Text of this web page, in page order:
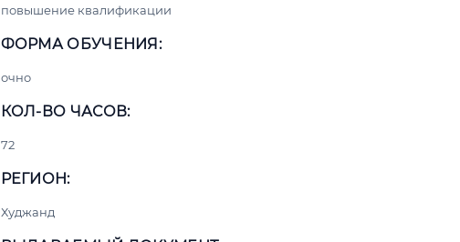
повышение квалификации
ФОРМА ОБУЧЕНИЯ:
очно
КОЛ-ВО ЧАСОВ:
72
РЕГИОН:
Худжанд